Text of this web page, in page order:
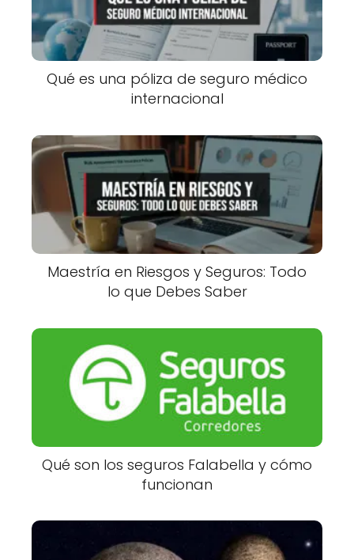
Qué es una póliza de seguro médico
internacional
Maestría en Riesgos y Seguros: Todo
lo que Debes Saber
Qué son los seguros Falabella y cómo
funcionan